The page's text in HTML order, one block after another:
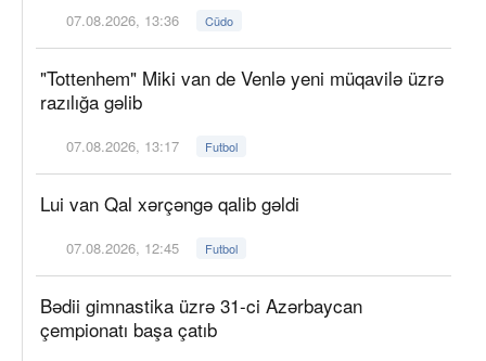
07.08.2026, 13:36 Cüdo
"Tottenhem" Miki van de Venlə yeni müqavilə üzrə
razılığa gəlib
07.08.2026, 13:17 Futbol
Lui van Qal xərçəngə qalib gəldi
07.08.2026, 12:45 Futbol
Bədii gimnastika üzrə 31-ci Azərbaycan
çempionatı başa çatıb